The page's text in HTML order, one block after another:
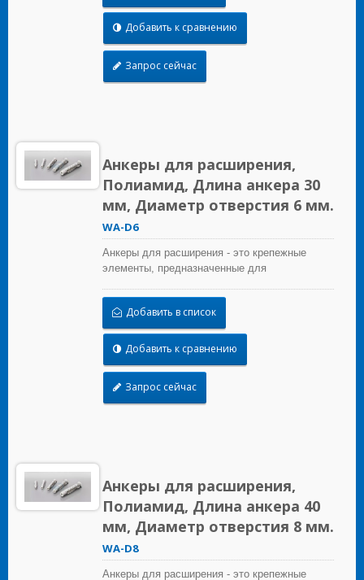
Добавить к сравнению
Запрос сейчас
Анкеры для расширения,
Полиамид, Длина анкера 30
мм, Диаметр отверстия 6 мм.
WA-D6
Анкеры для расширения - это крепежные
элементы, предназначенные для
которые обеспечивают удерживающую силу
за счет расширения.
Добавить в список
Добавить к сравнению
Запрос сейчас
Анкеры для расширения,
Полиамид, Длина анкера 40
мм, Диаметр отверстия 8 мм.
WA-D8
Анкеры для расширения - это крепежные